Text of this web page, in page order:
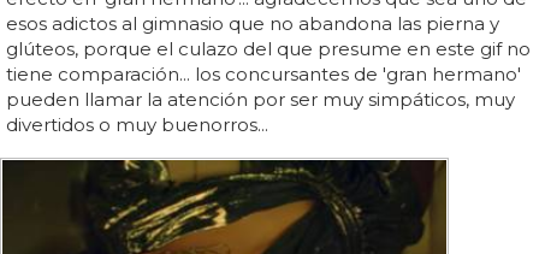
esos adictos al gimnasio que no abandona las pierna y
glúteos, porque el culazo del que presume en este gif no
tiene comparación... los concursantes de 'gran hermano'
pueden llamar la atención por ser muy simpáticos, muy
divertidos o muy buenorros...